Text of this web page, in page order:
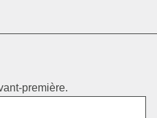
première.